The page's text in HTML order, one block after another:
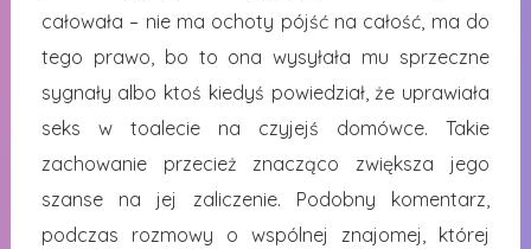
całowała – nie ma ochoty pójść na całość, ma do
tego prawo, bo to ona wysyłała mu sprzeczne
sygnały albo ktoś kiedyś powiedział, że uprawiała
seks w toalecie na czyjejś domówce. Takie
zachowanie przecież znacząco zwiększa jego
szanse na jej zaliczenie. Podobny komentarz,
podczas rozmowy o wspólnej znajomej, której